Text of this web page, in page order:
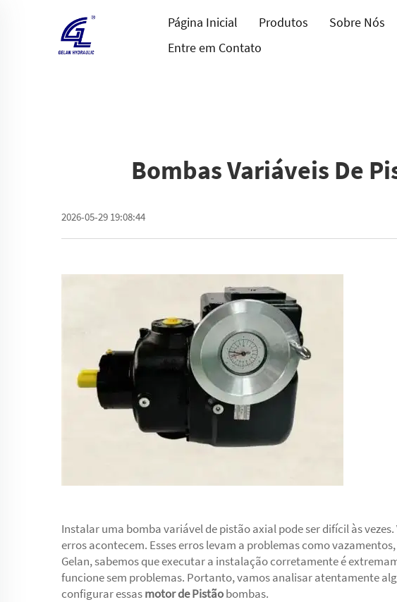
Página Inicial Produtos Sobre Nós
Entre em Contato
Bombas Variáveis De
2026-05-29 19:08:44
Instalar uma bomba variável de pistão axial pode ser difícil às
erros acontecem. Esses erros levam a problemas como
Gelan, sabemos que executar a instalação corretamente é
funcione sem problemas. Portanto, vamos analisar atentamente
configurar essasmotor de Pistãobombas.